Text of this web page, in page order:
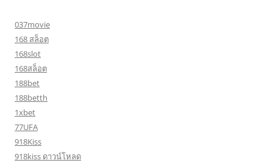
037movie
168 สล็อต
168slot
168สล็อต
188bet
188betth
1xbet
77UFA
918Kiss
918kiss ดาวน์โหลด